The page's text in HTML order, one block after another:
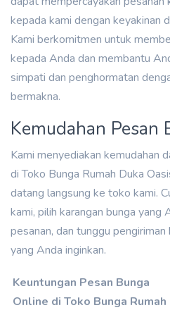
kepada kami dengan keyakinan
Kami berkomitmen untuk
kepada Anda dan membantu
simpati dan penghormatan
bermakna.
Kemudahan Pesan
Kami menyediakan kemudahan
di Toko Bunga Rumah Duka
datang langsung ke toko kami.
kami, pilih karangan bunga yang
pesanan, dan tunggu
yang Anda inginkan.
Keuntungan Pesan Bunga
Online di Toko Bunga Rumah